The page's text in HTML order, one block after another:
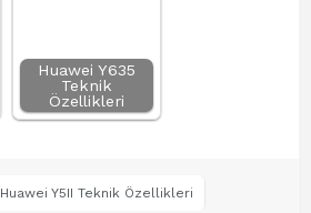
Huawei Y635
Teknik
Özellikleri
Huawei Y5II Teknik Özellikleri